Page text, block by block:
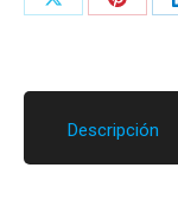
Share
Share
Descripción